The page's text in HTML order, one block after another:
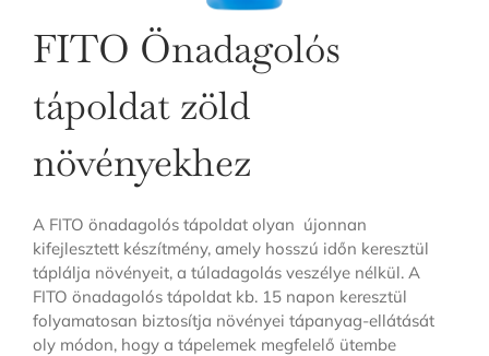
FITO Önadagolós
tápoldat zöld
növényekhez
A FITO önadagolós tápoldat olyan újonnan
kifejlesztett készítmény, amely hosszú időn keresztül
táplálja növényeit, a túladagolás veszélye nélkül. A
FITO önadagolós tápoldat kb. 15 napon keresztül
folyamatosan biztosítja növényei tápanyag-ellátását
oly módon, hogy a tápelemek megfelelő ütembe